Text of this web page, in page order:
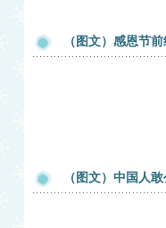
（图文）感恩节
（图文）中国人